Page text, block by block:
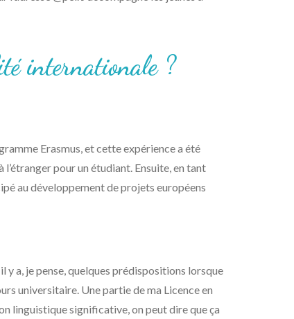
internationale ?
Erasmus, et cette expérience a été
pour un étudiant. Ensuite, en tant
au développement de projets européens
y a, je pense, quelques prédispositions lorsque
universitaire. Une partie de ma Licence en
linguistique significative, on peut dire que ça